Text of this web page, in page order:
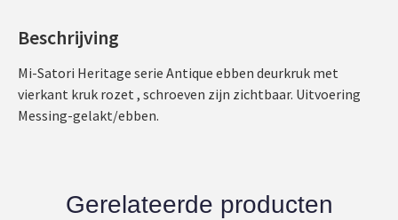
Beschrijving
Mi-Satori Heritage serie Antique ebben deurkruk met
vierkant kruk rozet , schroeven zijn zichtbaar. Uitvoering
Messing-gelakt/ebben.
Gerelateerde producten